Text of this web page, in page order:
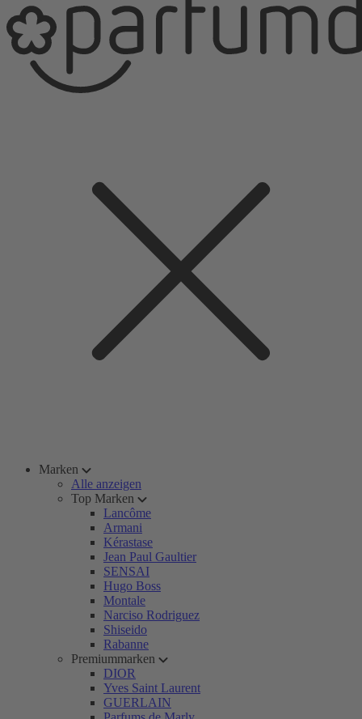
Marken
Alle anzeigen
Top Marken
Lancôme
Armani
Kérastase
Jean Paul Gaultier
SENSAI
Hugo Boss
Montale
Narciso Rodriguez
Shiseido
Rabanne
Premiummarken
DIOR
Yves Saint Laurent
GUERLAIN